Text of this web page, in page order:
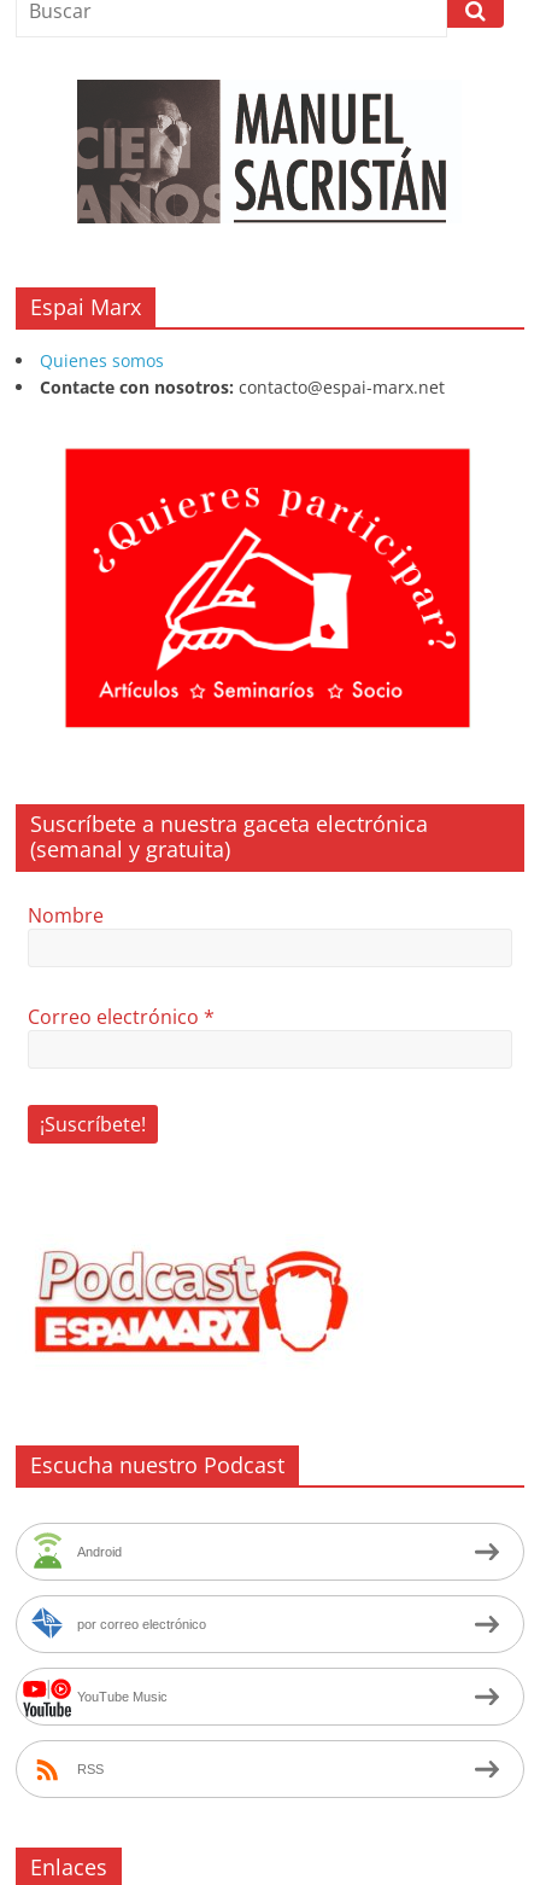
Espai Marx
Quienes somos
Contacte con nosotros: contacto@espai-marx.net
Suscríbete a nuestra gaceta electrónica
(semanal y gratuita)
Nombre
Correo electrónico*
Escucha nuestro Podcast
Android
por correo electrónico
YouTube Music
RSS
Enlaces